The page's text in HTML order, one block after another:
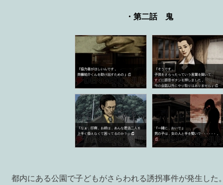
・第二話 鬼
都内にある公園で子どもがさらわれる誘拐事件が発生した